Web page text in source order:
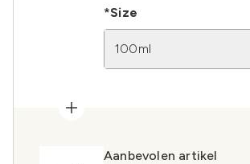
*Size
100ml
Aanbevolen artikel